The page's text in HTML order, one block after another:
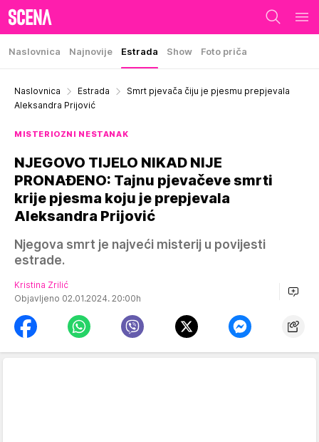
Naslovnica Najnovije Estrada Show Foto priča
Naslovnica Estrada
Smrt pjevača čiju je pjesmu prepjevala
Aleksandra Prijović
MISTERIOZNI NESTANAK
NJEGOVO TIJELO NIKAD NIJE
PRONAĐENO: Tajnu pjevačeve smrti
krije pjesma koju je prepjevala
Aleksandra Prijović
Njegova smrt je najveći misterij u povijesti
estrade.
Kristina Zrilić
Objavljeno 02.01.2024. 20:00h